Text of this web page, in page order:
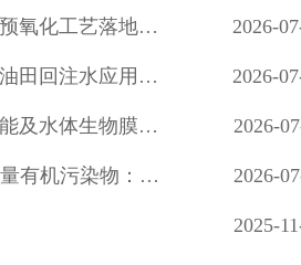
高藻期水厂改造：稳定性二氧化氯预氧化工艺落地效果显著 2026-
高浓度稳定性二氧化氯制备工艺及油田回注水应用研究 2026-
二氧化氯对多类病原微生物灭活效能及水体生物膜剥离效果研究 2026-
Far-UVC 光解二氧化氯降解水中微量有机污染物：光源筛选、氧化路径与消毒副产物风险评估 2026-
2025-